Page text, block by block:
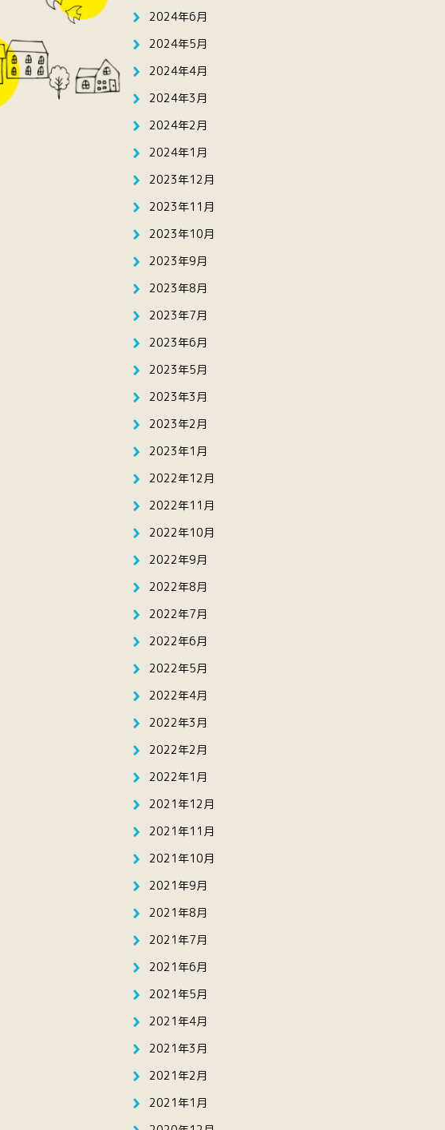
2024年6月
2024年5月
2024年4月
2024年3月
2024年2月
2024年1月
2023年12月
2023年11月
2023年10月
2023年9月
2023年8月
2023年7月
2023年6月
2023年5月
2023年3月
2023年2月
2023年1月
2022年12月
2022年11月
2022年10月
2022年9月
2022年8月
2022年7月
2022年6月
2022年5月
2022年4月
2022年3月
2022年2月
2022年1月
2021年12月
2021年11月
2021年10月
2021年9月
2021年8月
2021年7月
2021年6月
2021年5月
2021年4月
2021年3月
2021年2月
2021年1月